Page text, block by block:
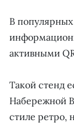
В
активными
Такой стенд
Набережной
стиле ретро,